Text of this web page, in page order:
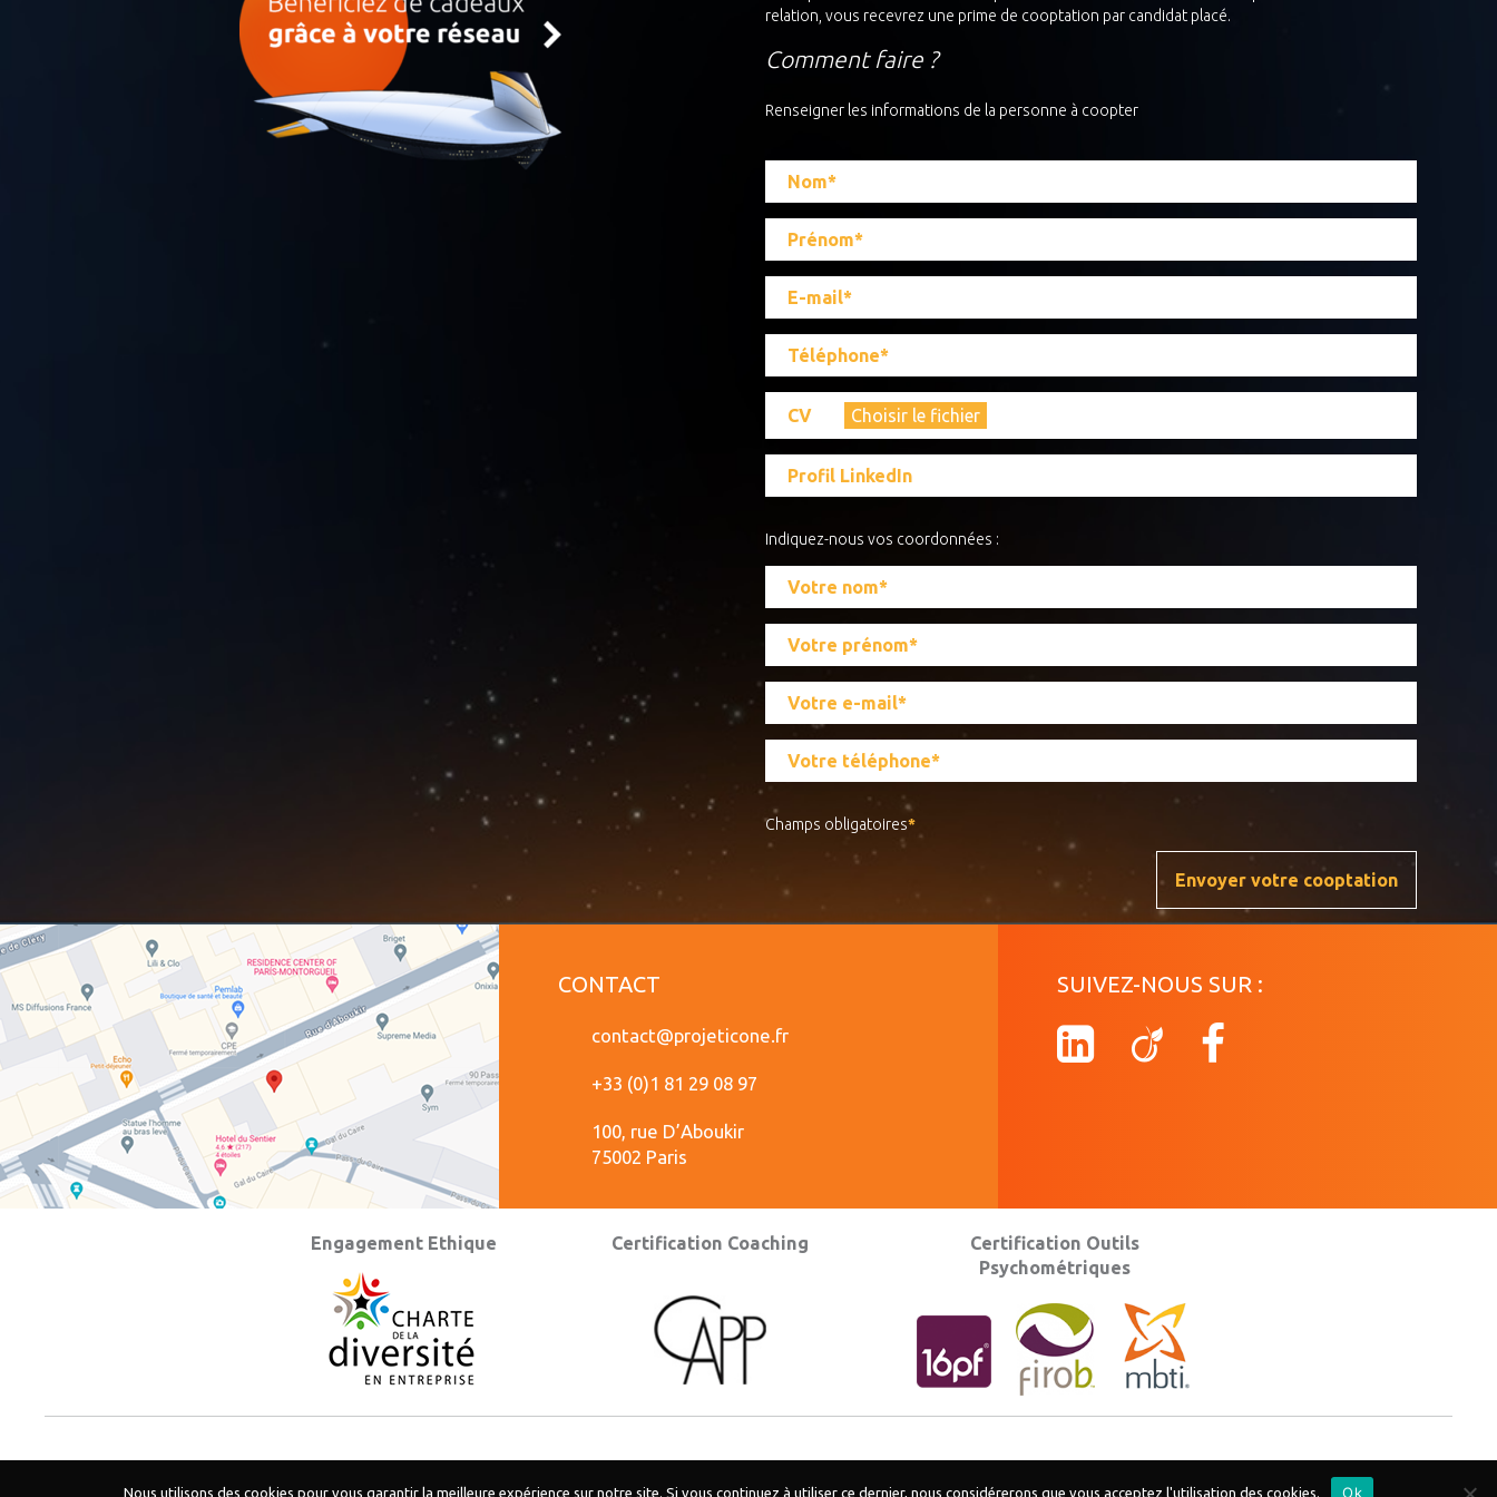
relation, vous recevrez une prime de cooptation par candidat placé.
Comment faire ?
Renseigner les informations de la personne à coopter
CV Choisir le fichier
Indiquez-nous vos coordonnées :
Champs obligatoires*
CONTACT
contact@projeticone.fr
+33 (0)1 81 29 08 97
100, rue D’Aboukir
75002 Paris
SUIVEZ-NOUS SUR :
Engagement Ethique Certification Coaching
Certification Outils
Psychométriques
Nous utilisons des cookies pour vous garantir la meilleure expérience sur notre site. Si vous continuez à utiliser ce dernier, nous considérerons que vous acceptez l'utilisation des cookies. Ok